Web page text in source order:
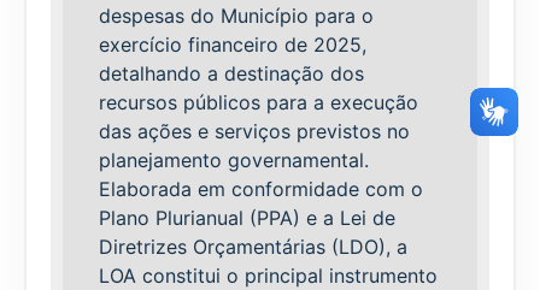
despesas do Município para o
exercício financeiro de 2025,
detalhando a destinação dos
recursos públicos para a execução
das ações e serviços previstos no
planejamento governamental.
Elaborada em conformidade com o
Plano Plurianual (PPA) e a Lei de
Diretrizes Orçamentárias (LDO), a
LOA constitui o principal instrumento